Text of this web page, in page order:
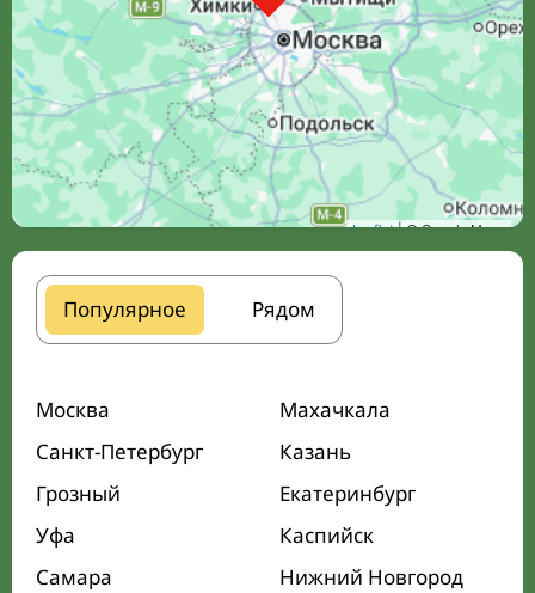
Leaflet| © Google Maps
Популярное Рядом
Москва
Махачкала
Санкт-Петербург
Казань
Грозный
Екатеринбург
Уфа
Каспийск
Самара
Нижний Новгород